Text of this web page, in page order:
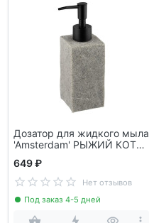
Дозатор для жидкого мыла
'Amsterdam' РЫЖИЙ КОТ
649 ₽
Нет отзывов
Под заказ 4-5 дней